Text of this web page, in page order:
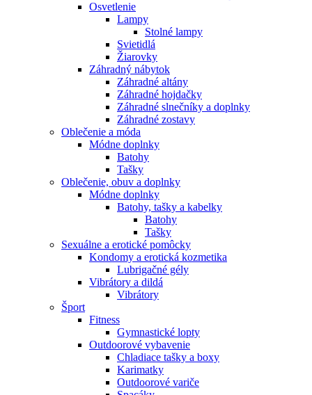
Osvetlenie
Lampy
Stolné lampy
Svietidlá
Žiarovky
Záhradný nábytok
Záhradné altány
Záhradné hojdačky
Záhradné slnečníky a doplnky
Záhradné zostavy
Oblečenie a móda
Módne doplnky
Batohy
Tašky
Oblečenie, obuv a doplnky
Módne doplnky
Batohy, tašky a kabelky
Batohy
Tašky
Sexuálne a erotické pomôcky
Kondomy a erotická kozmetika
Lubrigačné gély
Vibrátory a dildá
Vibrátory
Šport
Fitness
Gymnastické lopty
Outdoorové vybavenie
Chladiace tašky a boxy
Karimatky
Outdoorové variče